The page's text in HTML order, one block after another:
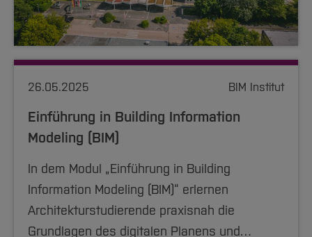
26.05.2025 BIM Institut
Einführung in Building Information
Modeling (BIM)
In dem Modul „Einführung in Building
Information Modeling (BIM)“ erlernen
Architekturstudierende praxisnah die
Grundlagen des digitalen Planens und…